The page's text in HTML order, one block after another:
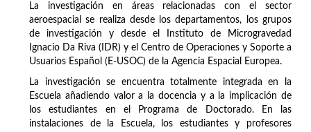
La investigación en áreas relacionadas con el sector
aeroespacial se realiza desde los departamentos, los grupos
de investigación y desde el Instituto de Microgravedad
Ignacio Da Riva (IDR) y el Centro de Operaciones y Soporte a
Usuarios Español (E-USOC) de la Agencia Espacial Europea.
La investigación se encuentra totalmente integrada en la
Escuela añadiendo valor a la docencia y a la implicación de
los estudiantes en el Programa de Doctorado. En las
instalaciones de la Escuela, los estudiantes y profesores